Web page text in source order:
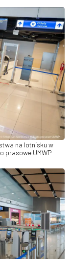
na lotnisku w
prasowe UMWP